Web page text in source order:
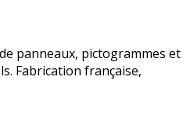
panneaux, pictogrammes et
Fabrication française,